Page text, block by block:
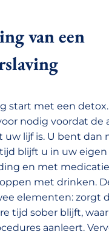
van een
start met een detox.
nodig voordat de
lijf is. U bent dan
blijft u in uw
en met
met drinken.
elementen: zorgt
tijd sober blijft,
aanleert.